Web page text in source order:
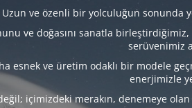
Uzun ve özenli bir yolculuğun sonunda
ve doğasını sanatla
serüvenimiz
esnek ve üretim odaklı bir modele
enerjimizle
içimizdeki merakın, denemeye